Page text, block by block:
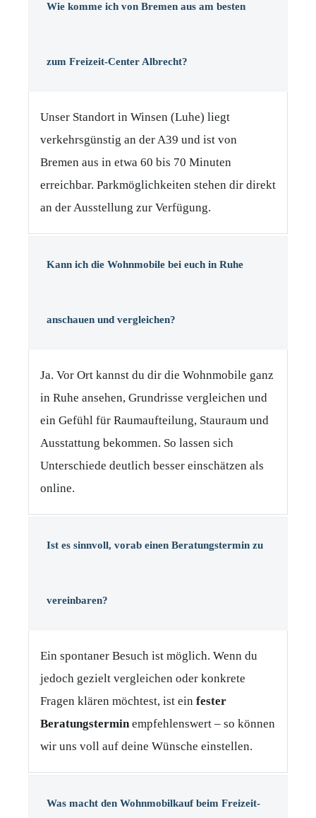
Wie komme ich von Bremen aus am besten
zum Freizeit-Center Albrecht?
Unser Standort in Winsen (Luhe) liegt
verkehrsgünstig an der A39 und ist von
Bremen aus in etwa 60 bis 70 Minuten
erreichbar. Parkmöglichkeiten stehen dir direkt
an der Ausstellung zur Verfügung.
Kann ich die Wohnmobile bei euch in Ruhe
anschauen und vergleichen?
Ja. Vor Ort kannst du dir die Wohnmobile ganz
in Ruhe ansehen, Grundrisse vergleichen und
ein Gefühl für Raumaufteilung, Stauraum und
Ausstattung bekommen. So lassen sich
Unterschiede deutlich besser einschätzen als
online.
Ist es sinnvoll, vorab einen Beratungstermin zu
vereinbaren?
Ein spontaner Besuch ist möglich. Wenn du
jedoch gezielt vergleichen oder konkrete
Fragen klären möchtest, ist ein fester
Beratungsterminempfehlenswert – so können
wir uns voll auf deine Wünsche einstellen.
Was macht den Wohnmobilkauf beim Freizeit-